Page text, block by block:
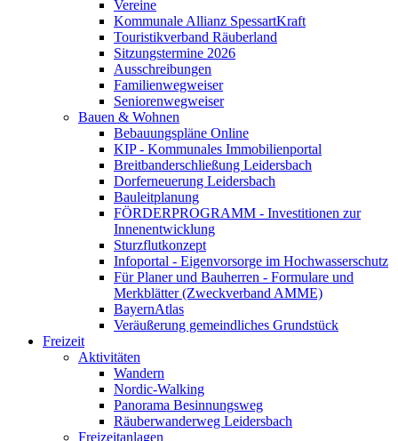
Vereine
Kommunale Allianz SpessartKraft
Touristikverband Räuberland
Sitzungstermine 2026
Ausschreibungen
Familienwegweiser
Seniorenwegweiser
Bauen & Wohnen
Bebauungspläne Online
KIP - Kommunales Immobilienportal
Breitbanderschließung Leidersbach
Dorferneuerung Leidersbach
Bauleitplanung
FÖRDERPROGRAMM - Investitionen zur
Innenentwicklung
Sturzflutkonzept
Infoportal - Eigenvorsorge im Hochwasserschutz
Für Planer und Bauherren - Formulare und
Merkblätter (Zweckverband AMME)
BayernAtlas
Veräußerung gemeindliches Grundstück
Freizeit
Aktivitäten
Wandern
Nordic-Walking
Panorama Besinnungsweg
Räuberwanderweg Leidersbach
Freizeitanlagen